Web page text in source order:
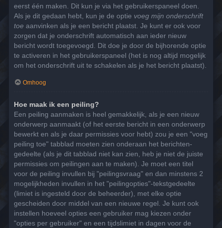
eerst één maken. Dit kun je via het gebruikerspaneel doen.
Als je dit gedaan hebt, kun je de optie voeg mijn onderschrift
toe aanvinken als je een bericht plaatst. Je kunt er ook voor
zorgen dat je onderschrift automatisch aan ieder nieuw
bericht wordt toegevoegd. Dit doe je door de bijhorende optie
te activeren in het gebruikerspaneel (het is nog altijd mogelijk
om het onderschrift uit te schakelen als je het bericht plaatst).
Omhoog
Hoe maak ik een peiling?
Een peiling aanmaken is heel gemakkelijk, als je een nieuw
onderwerp aanmaakt (of het eerste bericht in een onderwerp
bewerkt en als je daar permissies voor hebt) zou je een "voeg
peiling toe" tabblad moeten zien onderaan het berichten-
gedeelte (als je dit tabblad niet kan zien, heb je niet de juiste
permissies om peilingen aan te maken). Je moet een titel
voor de peiling invullen bij "peilingsvraag" en dan minstens 2
mogelijkheden invullen in het "peilingopties"-tekstgedeelte
(limiet is ingesteld door de beheerder), met elke optie
gescheiden door middel van een nieuwe regel. Je kunt ook
instellen hoeveel opties een gebruiker mag kiezen onder
"opties per gebruiker" en een tijdslimiet in dagen voor de